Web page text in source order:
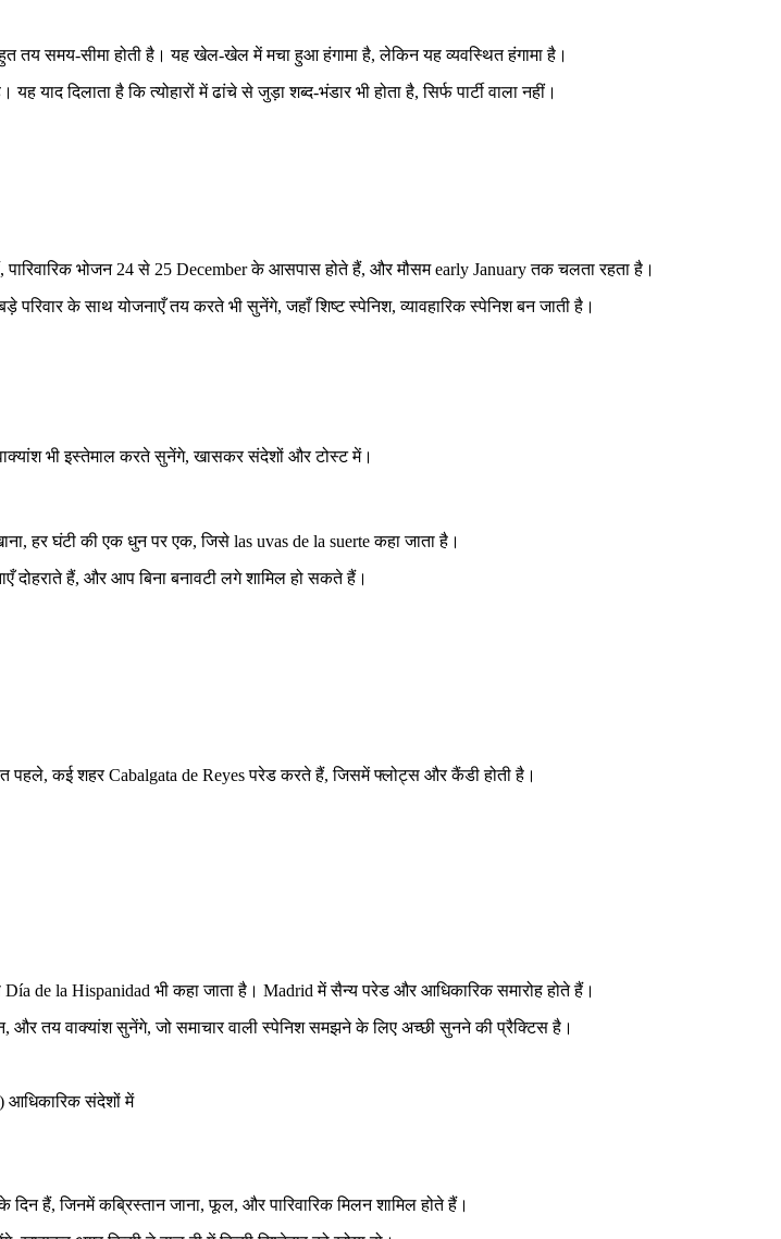
तय समय-सीमा होती है। यह खेल-खेल में मचा हुआ हंगामा है, लेकिन यह व्यवस्थित हंगामा है।
दिलाता है कि त्योहारों में ढांचे से जुड़ा शब्द-भंडार भी होता है, सिर्फ पार्टी वाला नहीं।
भोजन 24 से 25 December के आसपास होते हैं, और मौसम early January तक चलता रहता है।
के साथ योजनाएँ तय करते भी सुनेंगे, जहाँ शिष्ट स्पेनिश, व्यावहारिक स्पेनिश बन जाती है।
भी इस्तेमाल करते सुनेंगे, खासकर संदेशों और टोस्ट में।
हर घंटी की एक धुन पर एक, जिसे las uvas de la suerte कहा जाता है।
दोहराते हैं, और आप बिना बनावटी लगे शामिल हो सकते हैं।
पहले, कई शहर Cabalgata de Reyes परेड करते हैं, जिसमें फ्लोट्स और कैंडी होती है।
de la Hispanidad भी कहा जाता है। Madrid में सैन्य परेड और आधिकारिक समारोह होते हैं।
तय वाक्यांश सुनेंगे, जो समाचार वाली स्पेनिश समझने के लिए अच्छी सुनने की प्रैक्टिस है।
आधिकारिक संदेशों में
हैं, जिनमें कब्रिस्तान जाना, फूल, और पारिवारिक मिलन शामिल होते हैं।